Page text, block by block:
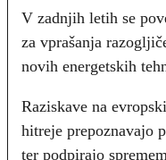
V zadnjih letih se
za vprašanja
novih energetskih
Raziskave na
hitreje prepoznavajo
ter podpirajo